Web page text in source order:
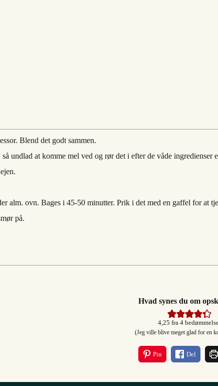
Blend det godt sammen.
undlad at komme mel ved og rør det i efter de våde ingredienser
alm. ovn. Bages i 45-50 minutter. Prik i det med en gaffel for at
på.
Hvad synes du om
4,25 fra 4
(Jeg ville blive meget glad for en
Pin Del